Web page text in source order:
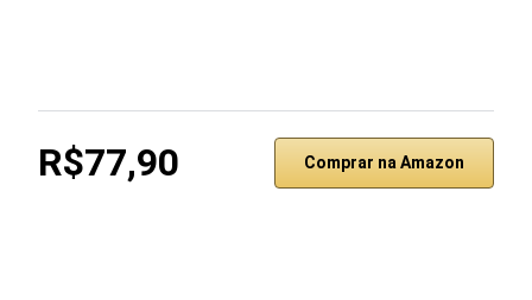
R$77,90 Comprar na Amazon